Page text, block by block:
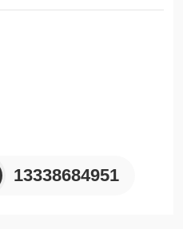
们将三级高剪切均质乳化机进
细化物料，然后再经过乳化机
据物料要求进行更换（我们提
13338684951